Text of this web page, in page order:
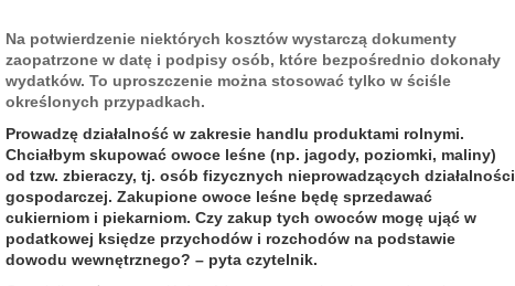
Na potwierdzenie niektórych kosztów wystarczą dokumenty
zaopatrzone w datę i podpisy osób, które bezpośrednio dokonały
wydatków. To uproszczenie można stosować tylko w ściśle
określonych przypadkach.
Prowadzę działalność w zakresie handlu produktami rolnymi.
Chciałbym skupować owoce leśne (np. jagody, poziomki, maliny)
od tzw. zbieraczy, tj. osób fizycznych nieprowadzących działalności
gospodarczej. Zakupione owoce leśne będę sprzedawać
cukierniom i piekarniom. Czy zakup tych owoców mogę ująć w
podatkowej księdze przychodów i rozchodów na podstawie
dowodu wewnętrznego? – pyta czytelnik.